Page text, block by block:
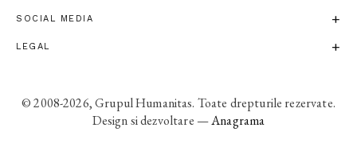
SOCIAL MEDIA
LEGAL
© 2008-2026, Grupul Humanitas. Toate drepturile rezervate.
Design si dezvoltare —Anagrama